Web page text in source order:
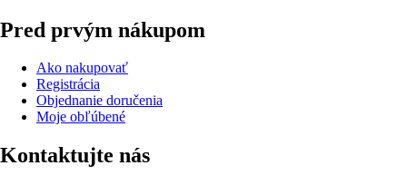
Pred prvým nákupom
Ako nakupovať
Registrácia
Objednanie doručenia
Moje obľúbené
Kontaktujte nás